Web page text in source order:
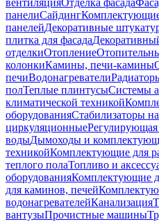
вентиляцияОтделка фасада
панелиСайдинг
панелейДекоративные
плитка для фасада
отделкиОтопление
колонкиКамины, печи-камины
печиВодонагреватели
полТеплые плинтусыСистемы
климатической техникой
оборудованияСтабилизаторы
циркуляционныеРегулирующая
водыДымоходы и
техникойКомплектующие для
теплого полаТопливо и
оборудованияКомплектующие
для каминов, печей
водонагревателейКанализация
вантузыПрочистные машины